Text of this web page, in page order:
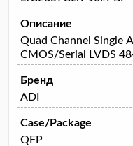
Описание
Quad Channel Single
CMOS/Serial LVDS
Бренд
ADI
Case/Package
QFP